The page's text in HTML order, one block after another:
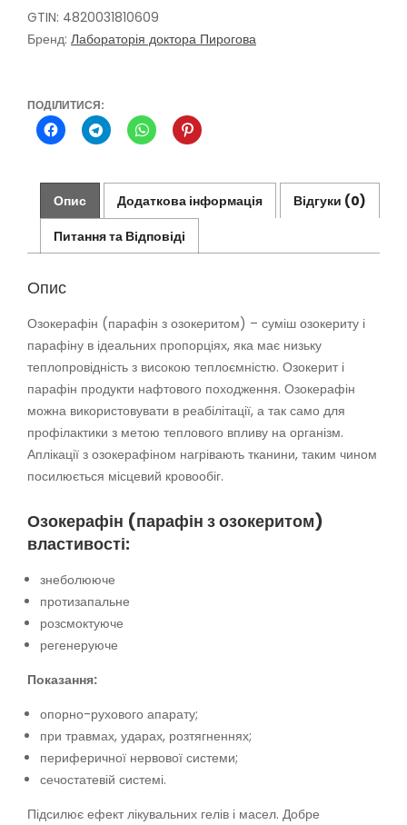
250
гр
кількість
GTIN: 4820031810609
Бренд: Лабораторія доктора Пирогова
ПОДІЛИТИСЯ:
Опис Додаткова інформація
Відгуки (0)
Питання та Відповіді
Опис
Озокерафін (парафін з озокеритом) – суміш озокериту і
парафіну в ідеальних пропорціях, яка має низьку
теплопровідність з високою теплоємністю. Озокерит і
парафін продукти нафтового походження. Озокерафін
можна використовувати в реабілітації, а так само для
профілактики з метою теплового впливу на організм.
Аплікації з озокерафіном нагрівають тканини, таким чином
посилюється місцевий кровообіг.
Озокерафін (парафін з озокеритом)
властивості:
знеболююче
протизапальне
розсмоктуюче
регенеруюче
Показання:
опорно-рухового апарату;
при травмах, ударах, розтягненнях;
периферичної нервової системи;
сечостатевій системі.
Підсилює ефект лікувальних гелів і масел. Добре